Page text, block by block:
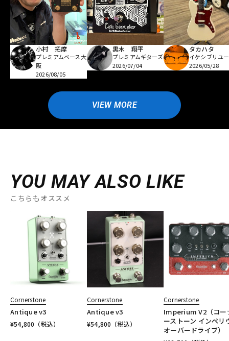
小村 拓摩
プレミアムベース大
阪
2026/08/05
黒木 翔平
プレミアムギターズ
2026/07/04
タカハタ
イケシブリユ
2026/05/28
VIEW MORE
YOU MAY ALSO LIKE
こちらもオススメ
Cornerstone
Antique v3
¥54,800 （税込）
Cornerstone
Antique v3
¥54,800 （税込）
Cornerstone
Imperium V2（コー
ーストーン インペリ
オーバードライブ）